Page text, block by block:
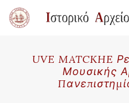
UVE MATCKHE
Μουσικής